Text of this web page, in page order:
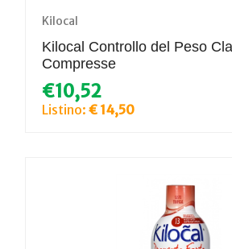
Kilocal
Kilocal Controllo del Peso
Compresse
€10,52
Listino: € 14,50